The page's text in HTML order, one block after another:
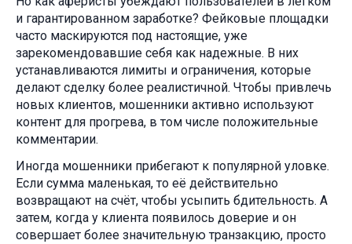
и гарантированном заработке? Фейковые площадки
часто маскируются под настоящие, уже
зарекомендовавшие себя как надежные. В них
устанавливаются лимиты и ограничения, которые
делают сделку более реалистичной. Чтобы привлечь
новых клиентов, мошенники активно используют
контент для прогрева, в том числе положительные
комментарии.
Иногда мошенники прибегают к популярной уловке.
Если сумма маленькая, то её действительно
возвращают на счёт, чтобы усыпить бдительность. А
затем, когда у клиента появилось доверие и он
совершает более значительную транзакцию, просто